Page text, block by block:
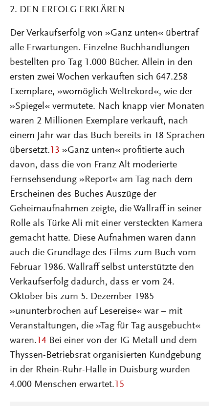
2. DEN ERFOLG ERKLÄREN
Der Verkaufserfolg von »Ganz unten« übertraf
alle Erwartungen. Einzelne Buchhandlungen
bestellten pro Tag 1.000 Bücher. Allein in den
ersten zwei Wochen verkauften sich 647.258
Exemplare, »womöglich Weltrekord«, wie der
»Spiegel« vermutete. Nach knapp vier Monaten
waren 2 Millionen Exemplare verkauft, nach
einem Jahr war das Buch bereits in 18 Sprachen
übersetzt.13 »Ganz unten« profitierte auch
davon, dass die von Franz Alt moderierte
Fernsehsendung »Report« am Tag nach dem
Erscheinen des Buches Auszüge der
Geheimaufnahmen zeigte, die Wallraff in seiner
Rolle als Türke Ali mit einer versteckten Kamera
gemacht hatte. Diese Aufnahmen waren dann
auch die Grundlage des Films zum Buch vom
Februar 1986. Wallraff selbst unterstützte den
Verkaufserfolg dadurch, dass er vom 24.
Oktober bis zum 5. Dezember 1985
»ununterbrochen auf Lesereise« war – mit
Veranstaltungen, die »Tag für Tag ausgebucht«
waren.14 Bei einer von der IG Metall und dem
Thyssen-Betriebsrat organisierten Kundgebung
in der Rhein-Ruhr-Halle in Duisburg wurden
4.000 Menschen erwartet.15